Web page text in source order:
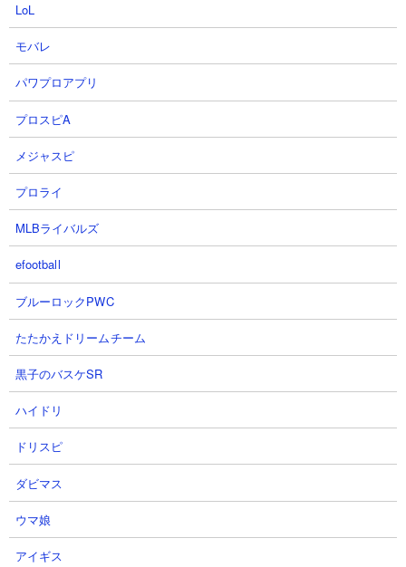
４．にゃんこ塔28階 遠距離キャラ詰め合わせてゴ
リゴリ攻略
【出撃メンバー】
【攻略概要】
「肘」さんの攻略です。ノーアイテムでにゃんコンボはなし。超
激レアの遠距離アタッカーをガンガン使ってねこななふんを殲滅
する作戦です。限定キャラも多いためなかなか真似できないのが
難（涙）
LoL
モバレ
パワプロアプリ
プロスピA
メジャスピ
プロライ
MLBライバルズ
efootball
ブルーロックPWC
たたかえドリームチーム
黒子のバスケSR
ハイドリ
ドリスピ
ダビマス
ウマ娘
アイギス